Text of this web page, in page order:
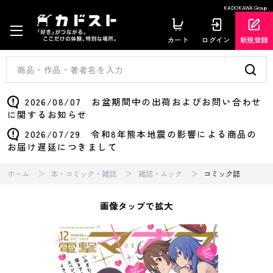
KADOKAWA Group
カート ログイン 新規登録
2026/08/07 お盆期間中の出荷およびお問い合わせ
に関するお知らせ
2026/07/29 令和8年熊本地震の影響による商品の
お届け遅延につきまして
ホーム 本・コミック・雑誌 雑誌・ムック コミック誌
画像タップで拡大